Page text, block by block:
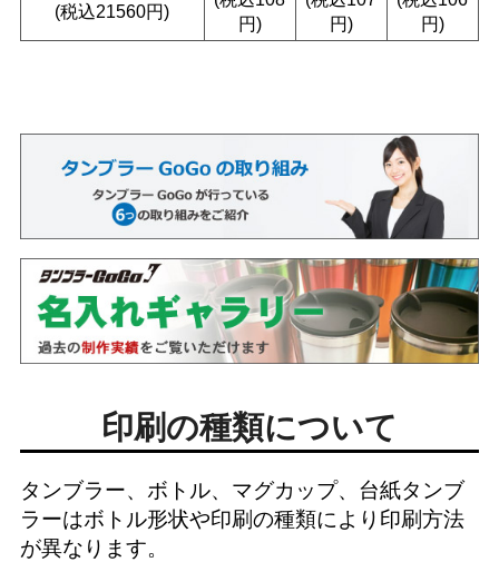
(税込21560円)
円)
円)
円)
印刷の種類について
タンブラー、ボトル、マグカップ、台紙タンブ
ラーはボトル形状や印刷の種類により印刷方法
が異なります。